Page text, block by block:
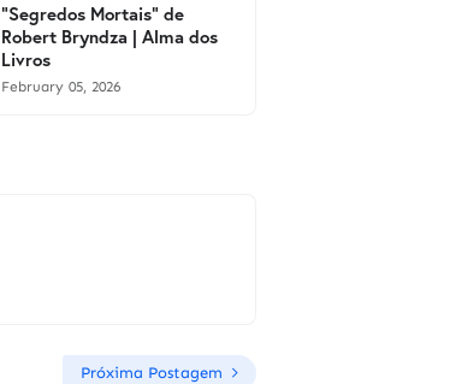
"Segredos Mortais" de
Robert Bryndza | Alma dos
Livros
February 05, 2026
Próxima Postagem